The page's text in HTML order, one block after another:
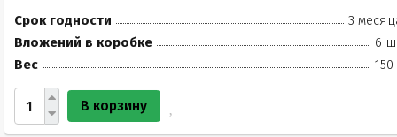
Срок годности
3
Вложений в коробке
6
Вес
150
В корзину